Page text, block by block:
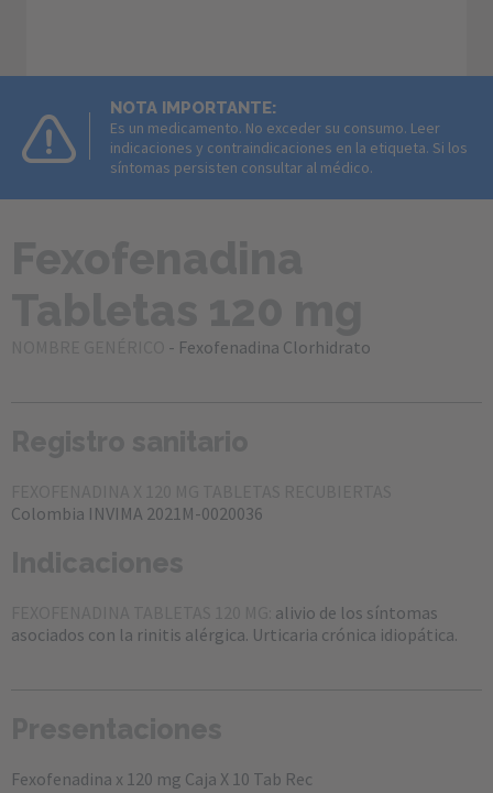
NOTA IMPORTANTE:
Es un medicamento. No exceder su consumo. Leer
indicaciones y contraindicaciones en la etiqueta. Si los
síntomas persisten consultar al médico.
- Fexofenadina Clorhidrato
Colombia INVIMA 2021M-0020036
alivio de los síntomas
asociados con la rinitis alérgica. Urticaria crónica idiopática.
Fexofenadina x 120 mg Caja X 10 Tab Rec